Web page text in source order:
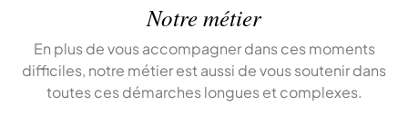
Notre métier
En plus de vous accompagner dans ces moments
difficiles, notre métier est aussi de vous soutenir dans
toutes ces démarches longues et complexes.